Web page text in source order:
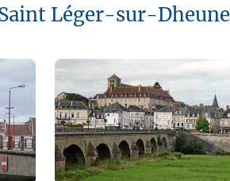
Léger-sur-Dheune